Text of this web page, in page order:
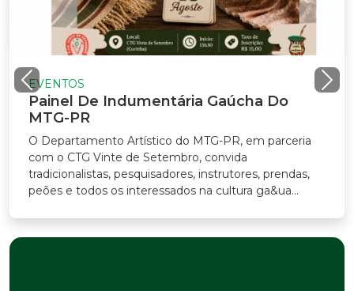
EVENTOS
Painel De Indumentária Gaúcha Do
MTG-PR
O Departamento Artístico do MTG-PR, em parceria
com o CTG Vinte de Setembro, convida
tradicionalistas, pesquisadores, instrutores, prendas,
peões e todos os interessados na cultura ga&ua...